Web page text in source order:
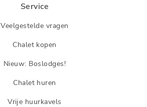
Service
Veelgestelde vragen
Chalet kopen
Nieuw: Boslodges!
Chalet huren
Vrije huurkavels